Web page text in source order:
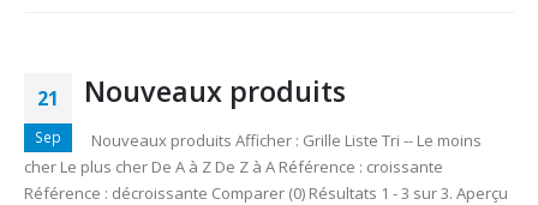
21
Sep
Nouveaux produits
Nouveaux produits Afficher : Grille Liste Tri -- Le moins
cher Le plus cher De A à Z De Z à A Référence : croissante
Référence : décroissante Comparer (0) Résultats 1 - 3 sur 3. Aperçu